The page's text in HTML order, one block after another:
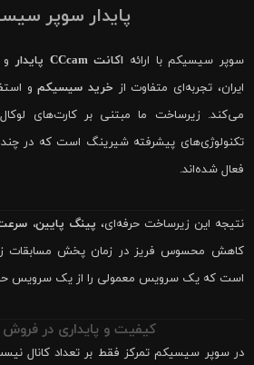
پایدار سوپر
سوپر سیسیکم با ارائه اکانت CCcam پایدار
ایران، تجربه‌ای متفاوت از خرید سیسیکمو
می‌کند. زیرساخت ما مبتنی بر کارت‌های لوکال
تکنولوژی‌های پیشرفته شیرینگ است که در
فعال شده‌اند.
نتیجه این زیرساخت حرفه‌ای، پینگ پایین، سرعت
کاهش محسوس فریز در زمان پخش مسابقات
است که یک سرویس معمولی را از یک سرویس
کیفیت و پایداری در
در سوپر سیسیکم تمرکز فقط بر تعداد کانال